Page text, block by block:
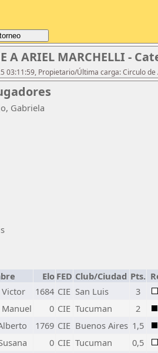
A ARIEL MARCHELLI -
03:11:59, Propietario/Última carga: Circulo
Gabriela
Elo FED Club/Ciudad Pts.
Victor 1684 CIE San Luis
3
0 CIE Tucuman
2
1769 CIE Buenos Aires 1,5
0 CIE Tucuman
0,5